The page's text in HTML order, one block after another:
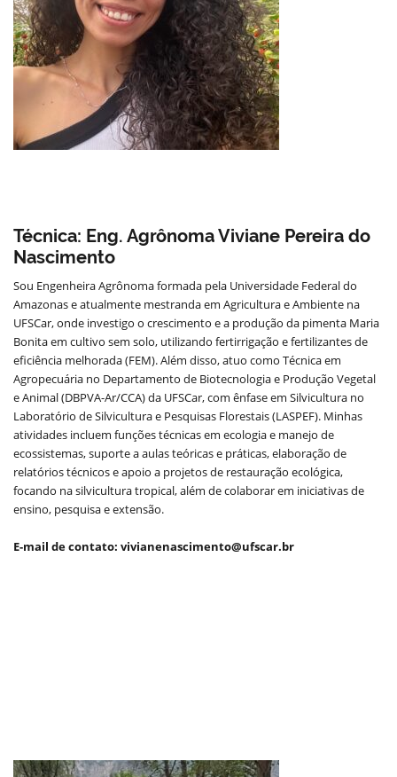
Técnica: Eng. Agrônoma Viviane Pereira do
Nascimento
Sou Engenheira Agrônoma formada pela Universidade Federal do
Amazonas e atualmente mestranda em Agricultura e Ambiente na
UFSCar, onde investigo o crescimento e a produção da pimenta Maria
Bonita em cultivo sem solo, utilizando fertirrigação e fertilizantes de
eficiência melhorada (FEM). Além disso, atuo como Técnica em
Agropecuária no Departamento de Biotecnologia e Produção Vegetal
e Animal (DBPVA-Ar/CCA) da UFSCar, com ênfase em Silvicultura no
Laboratório de Silvicultura e Pesquisas Florestais (LASPEF). Minhas
atividades incluem funções técnicas em ecologia e manejo de
ecossistemas, suporte a aulas teóricas e práticas, elaboração de
relatórios técnicos e apoio a projetos de restauração ecológica,
focando na silvicultura tropical, além de colaborar em iniciativas de
ensino, pesquisa e extensão.
E-mail de contato: vivianenascimento@ufscar.br